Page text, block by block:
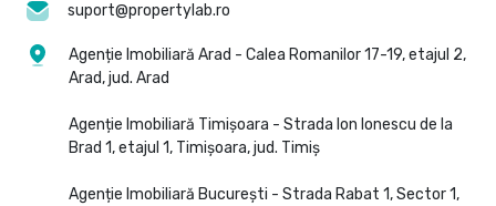
suport@propertylab.ro
Agenție Imobiliară Arad - Calea Romanilor 17-19, etajul 2,
Arad, jud. Arad
Agenție Imobiliară Timișoara - Strada Ion Ionescu de la
Brad 1, etajul 1, Timișoara, jud. Timiș
Agenție Imobiliară București - Strada Rabat 1, Sector 1,